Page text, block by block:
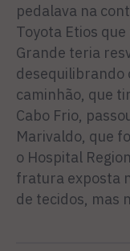
pedalava na
Toyota Etios
Grande teria
desequilibrando
caminhão, que
Cabo Frio,
Marivaldo, que
o Hospital
fratura exposta
de tecidos, mas